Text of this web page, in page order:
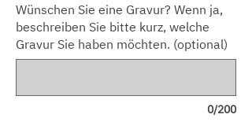
Wünschen Sie eine Gravur? Wenn ja,
beschreiben Sie bitte kurz, welche
Gravur Sie haben möchten. (optional)
0/200